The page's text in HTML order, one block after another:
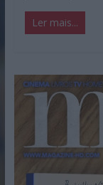
Ler mais...